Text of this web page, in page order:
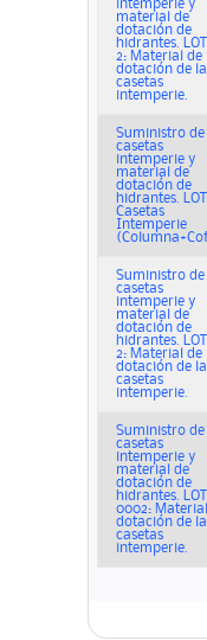
intemperie y
material de
dotación de
hidrantes.
2: Material de
dotación de
casetas
intemperie.
Suministro de
casetas
intemperie y
material de
dotación de
hidrantes.
Casetas
Intemperie
Suministro de
casetas
intemperie y
material de
dotación de
hidrantes.
2: Material de
dotación de
casetas
intemperie.
Suministro de
casetas
intemperie y
material de
dotación de
hidrantes.
0002:
dotación de
casetas
intemperie.